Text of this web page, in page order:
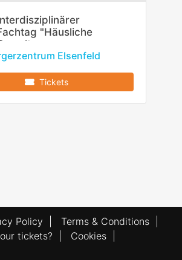
"Häusliche
-
auf
Kindern"
Elsenfeld
Tickets
Policy Terms & Conditions
tickets?
Cookies|